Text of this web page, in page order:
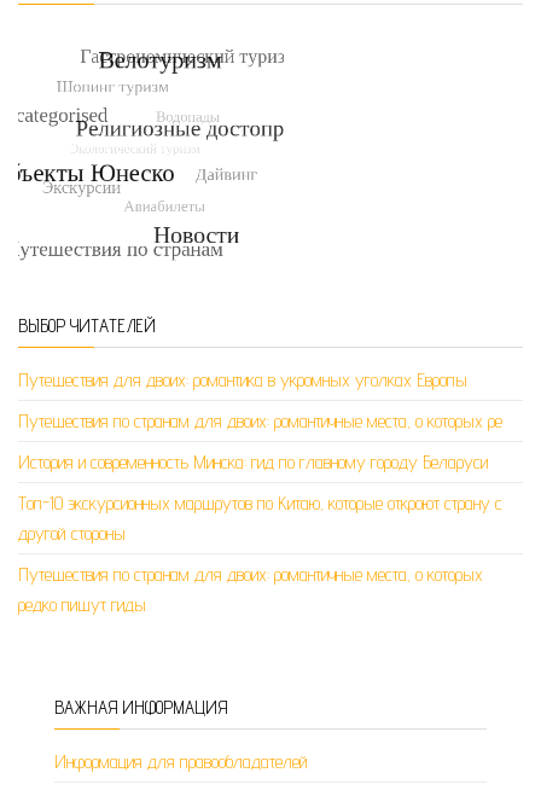
ВЫБОР ЧИТАТЕЛЕЙ
Путешествия для двоих: романтика в укромных уголках Европы
Путешествия по странам для двоих: романтичные места, о которых ре
История и современность Минска: гид по главному городу Беларуси
Топ-10 экскурсионных маршрутов по Китаю, которые откроют страну с
другой стороны
Путешествия по странам для двоих: романтичные места, о которых
редко пишут гиды
ВАЖНАЯ ИНФОРМАЦИЯ
Информация для правообладателей